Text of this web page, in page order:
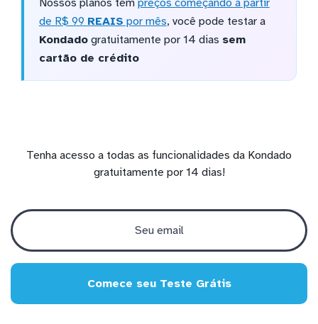
Nossos planos têm preços começando a partir
de R$ 99 REAIS por mês, você pode testar a
Kondadogratuitamente por 14 dias sem
cartão de crédito
Tenha acesso a todas as funcionalidades da Kondado
gratuitamente por 14 dias!
Comece seu Teste Grátis